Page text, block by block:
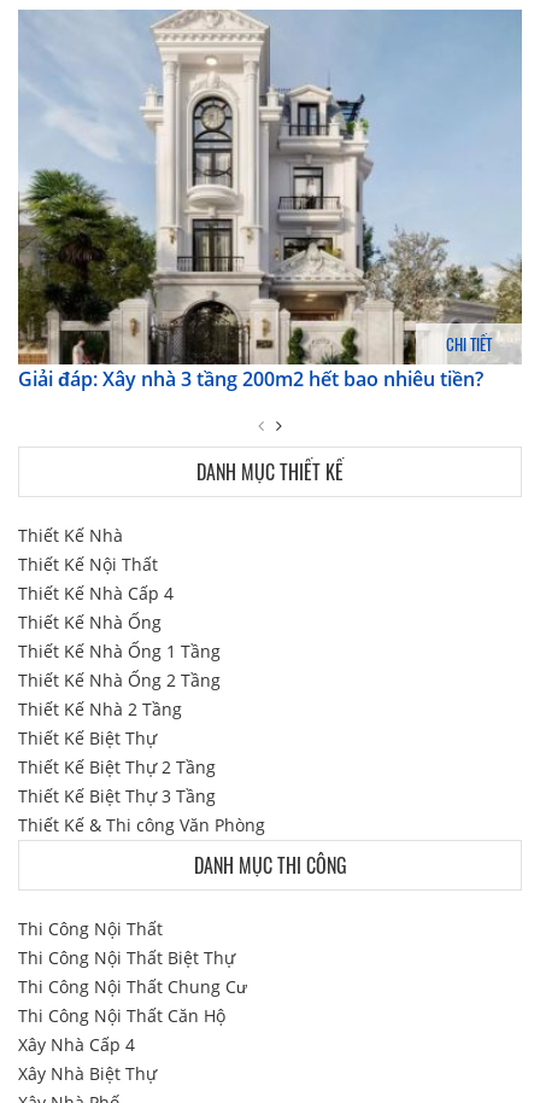
CHI TIẾT
Giải đáp: Xây nhà 3 tầng 200m2 hết bao nhiêu tiền?
DANH MỤC THIẾT KẾ
Thiết Kế Nhà
Thiết Kế Nội Thất
Thiết Kế Nhà Cấp 4
Thiết Kế Nhà Ống
Thiết Kế Nhà Ống 1 Tầng
Thiết Kế Nhà Ống 2 Tầng
Thiết Kế Nhà 2 Tầng
Thiết Kế Biệt Thự
Thiết Kế Biệt Thự 2 Tầng
Thiết Kế Biệt Thự 3 Tầng
Thiết Kế & Thi công Văn Phòng
DANH MỤC THI CÔNG
Thi Công Nội Thất
Thi Công Nội Thất Biệt Thự
Thi Công Nội Thất Chung Cư
Thi Công Nội Thất Căn Hộ
Xây Nhà Cấp 4
Xây Nhà Biệt Thự